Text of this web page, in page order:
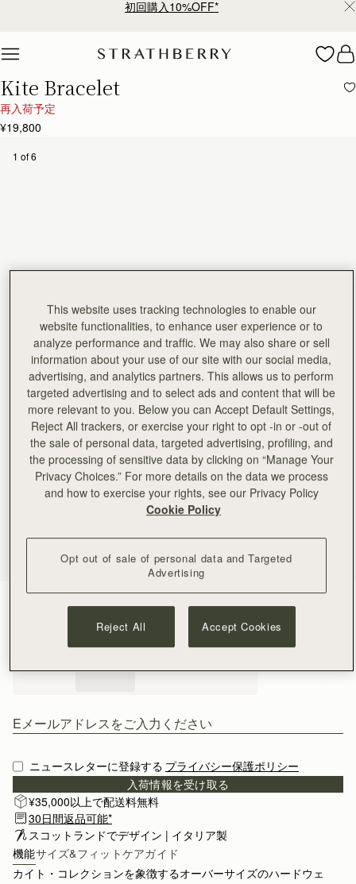
初回購入10%OFF*
Kite Bracelet
再入荷予定
¥19,800
1 of 6
ニュースレターに登録する プライバシー保護ポリシー
入荷情報を受け取る
¥35,000以上で配送料無料
30日間返品可能*
スコットランドでデザイン | イタリア製
機能サイズ&フィットケアガイド
カイト・コレクションを象徴するオーバーサイズのハードウェ
This website uses tracking technologies to enable our
website functionalities, to enhance user experience or to
analyze performance and traffic. We may also share or sell
information about your use of our site with our social media,
advertising, and analytics partners. This allows us to perform
targeted advertising and to select ads and content that will be
more relevant to you. Below you can Accept Default Settings,
Reject All trackers, or exercise your right to opt -in or -out of
the sale of personal data, targeted advertising, profiling, and
the processing of sensitive data by clicking on “Manage Your
Privacy Choices.” For more details on the data we process
and how to exercise your rights, see our Privacy Policy
Cookie Policy
Opt out of sale of personal data and Targeted
Advertising
Reject All Accept Cookies